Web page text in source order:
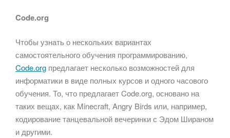
Code.org
Чтобы узнать о нескольких вариантах
самостоятельного обучения программированию,
Code.org предлагает несколько возможностей для
информатики в виде полных курсов и одного часового
обучения. То, что предлагает Code.org, основано на
таких вещах, как Minecraft, Angry Birds или, например,
кодирование танцевальной вечеринки с Эдом Шираном
и другими.